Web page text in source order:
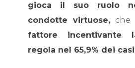
gioca il suo ruolo
condotte virtuose,che
fattore incentivante
regola nel 65,9% dei